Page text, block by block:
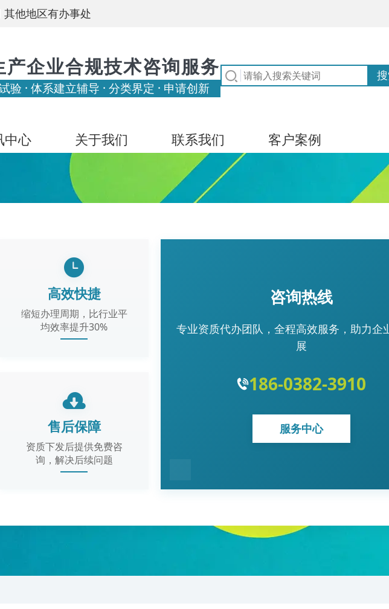
他地区有办事处
产企业合规技术咨询服务
验 · 体系建立辅导 · 分类界定 · 申请创新
中心 关于我们 联系我们 客户案例
高效快捷
缩短办理周期，比行业平
均效率提升30%
售后保障
资质下发后提供免费咨
询，解决后续问题
咨询热线
专业资质代办团队，全程高效服务，助力企
展
186-0382-3910
服务中心